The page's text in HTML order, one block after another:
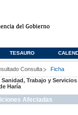
TESAURO
Consulta
Ficha
Trabajo y
Haría
Afectadas